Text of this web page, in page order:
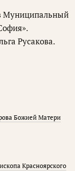
Муниципальный
Русакова.
Божией Матери
Красноярского